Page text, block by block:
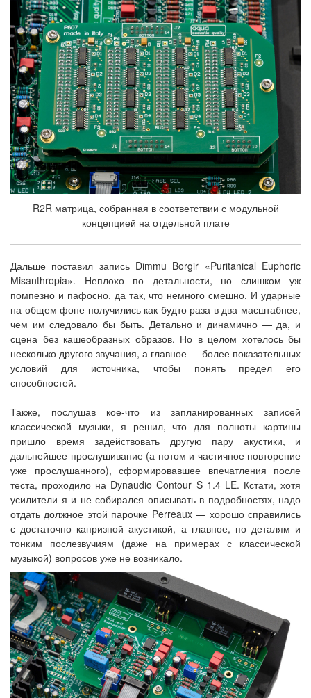
R2R матрица, собранная в соответствии с модульной
концепцией на отдельной плате
Дальше поставил запись Dimmu Borgir «Puritanical Euphoric
Misanthropia». Неплохо по детальности, но слишком уж
помпезно и пафосно, да так, что немного смешно. И ударные
на общем фоне получились как будто раза в два масштабнее,
чем им следовало бы быть. Детально и динамично — да, и
сцена без кашеобразных образов. Но в целом хотелось бы
несколько другого звучания, а главное — более показательных
условий для источника, чтобы понять предел его
способностей.
Также, послушав кое-что из запланированных записей
классической музыки, я решил, что для полноты картины
пришло время задействовать другую пару акустики, и
дальнейшее прослушивание (а потом и частичное повторение
уже прослушанного), сформировавшее впечатления после
теста, проходило на Dynaudio Contour S 1.4 LE. Кстати, хотя
усилители я и не собирался описывать в подробностях, надо
отдать должное этой парочке Perreaux — хорошо справились
с достаточно капризной акустикой, а главное, по деталям и
тонким послезвучиям (даже на примерах с классической
музыкой) вопросов уже не возникало.